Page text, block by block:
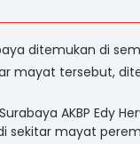
ditemukan di
mayat tersebut,
AKBP Edy
sekitar mayat